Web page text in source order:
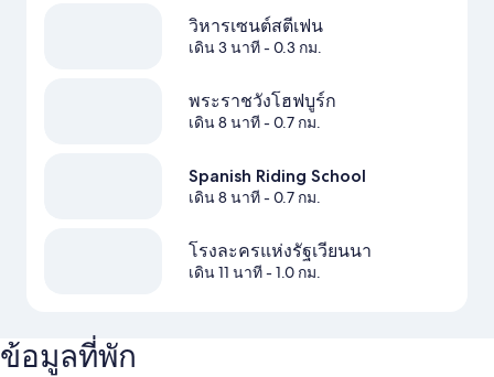
วิหารเซนต์สตีเฟน
เดิน 3 นาที- 0.3 กม.
พระราชวังโฮฟบูร์ก
เดิน 8 นาที- 0.7 กม.
Spanish Riding School
เดิน 8 นาที- 0.7 กม.
โรงละครแห่งรัฐเวียนนา
เดิน 11 นาที- 1.0 กม.
ข้อมูลที่พัก